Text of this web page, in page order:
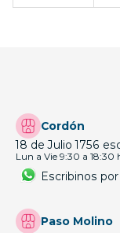
Cordón
18 de Julio 1756
Lun a Vie 9:30 a 18:30
Escribinos
Paso Molino